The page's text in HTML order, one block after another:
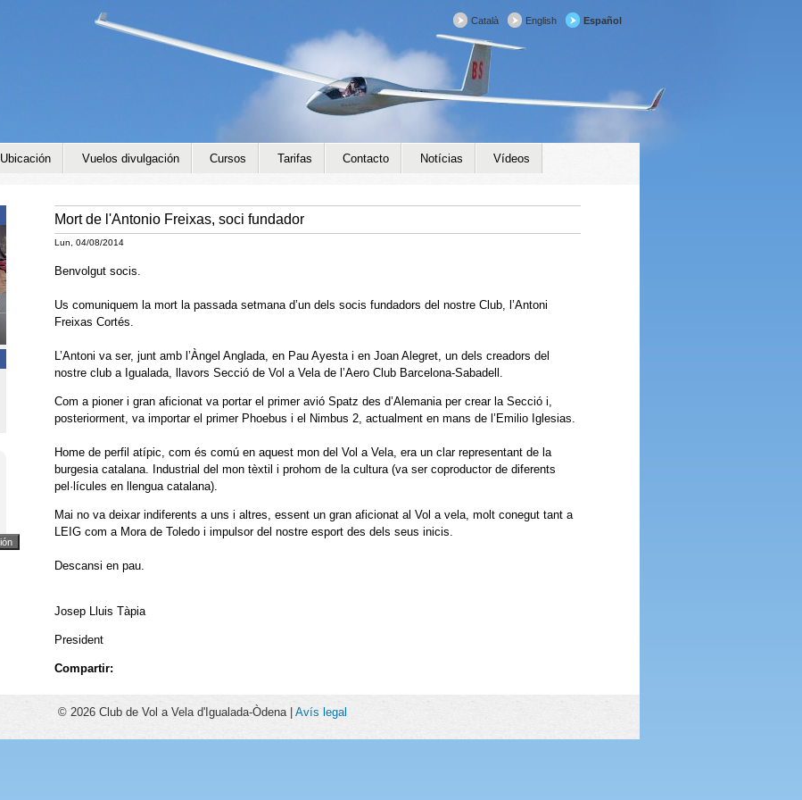
Català English Español
Mort de l'Antonio Freixas, soci fundador
Lun, 04/08/2014
Benvolgut socis.
Us comuniquem la mort la passada setmana d’un dels socis fundadors del nostre Club, l’Antoni
Freixas Cortés.
L’Antoni va ser, junt amb l’Àngel Anglada, en Pau Ayesta i en Joan Alegret, un dels creadors del
nostre club a Igualada, llavors Secció de Vol a Vela de l’Aero Club Barcelona-Sabadell.
Com a pioner i gran aficionat va portar el primer avió Spatz des d’Alemania per crear la Secció i,
posteriorment, va importar el primer Phoebus i el Nimbus 2, actualment en mans de l’Emilio Iglesias.
Home de perfil atípic, com és comú en aquest mon del Vol a Vela, era un clar representant de la
burgesia catalana. Industrial del mon tèxtil i prohom de la cultura (va ser coproductor de diferents
pel·lícules en llengua catalana).
Mai no va deixar indiferents a uns i altres, essent un gran aficionat al Vol a vela, molt conegut tant a
LEIG com a Mora de Toledo i impulsor del nostre esport des dels seus inicis.
Descansi en pau.
Josep Lluis Tàpia
President
Compartir:
Ubicación Vuelos divulgación Cursos Tarifas Contacto Notícias Vídeos
© 2026 Club de Vol a Vela d'Igualada-Òdena | Avís legal